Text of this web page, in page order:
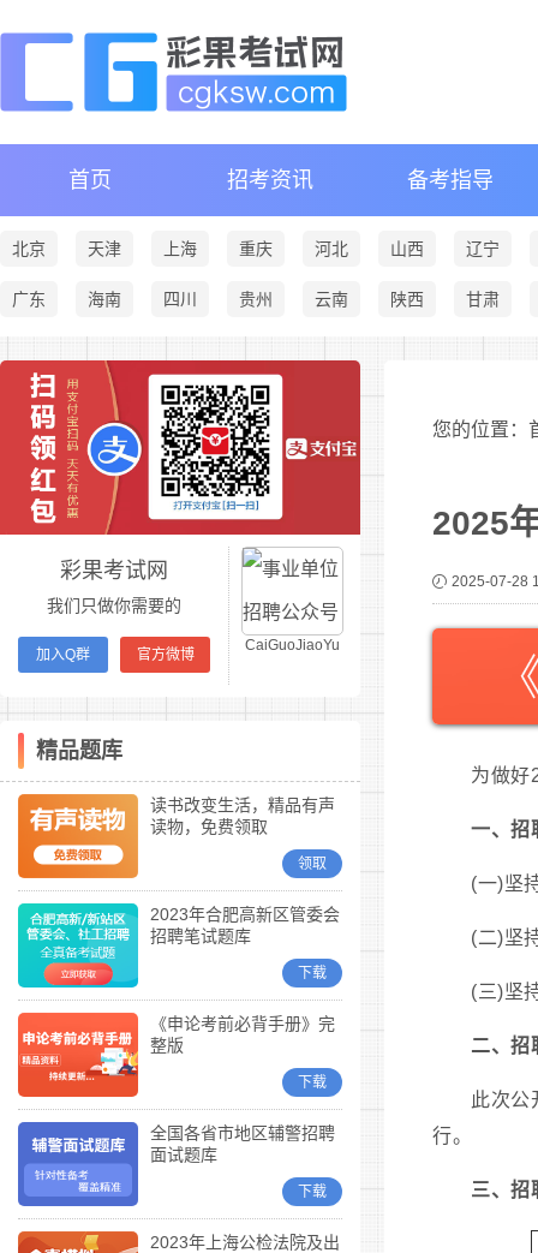
首页 招考资讯 备考指导
北京 天津 上海 重庆 河北 山西 辽宁
广东 海南 四川 贵州 云南 陕西 甘肃
彩果考试网
我们只做你需要的
加入Q群 官方微博
CaiGuoJiaoYu
精品题库
读书改变生活，精品有声
读物，免费领取
领取
2023年合肥高新区管委会
招聘笔试题库
下载
《申论考前必背手册》完
整版
下载
全国各省市地区辅警招聘
面试题库
下载
2023年上海公检法院及出
您的位置：
2025
2025-07-28
为做好
一、招
(一)坚
(二)坚
(三)坚
二、招
此次公
行。
三、招